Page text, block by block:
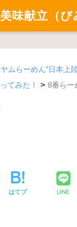
味献立（び
ヤムらーめん”日本
てみた！
> 8番らー
はてブ LINE